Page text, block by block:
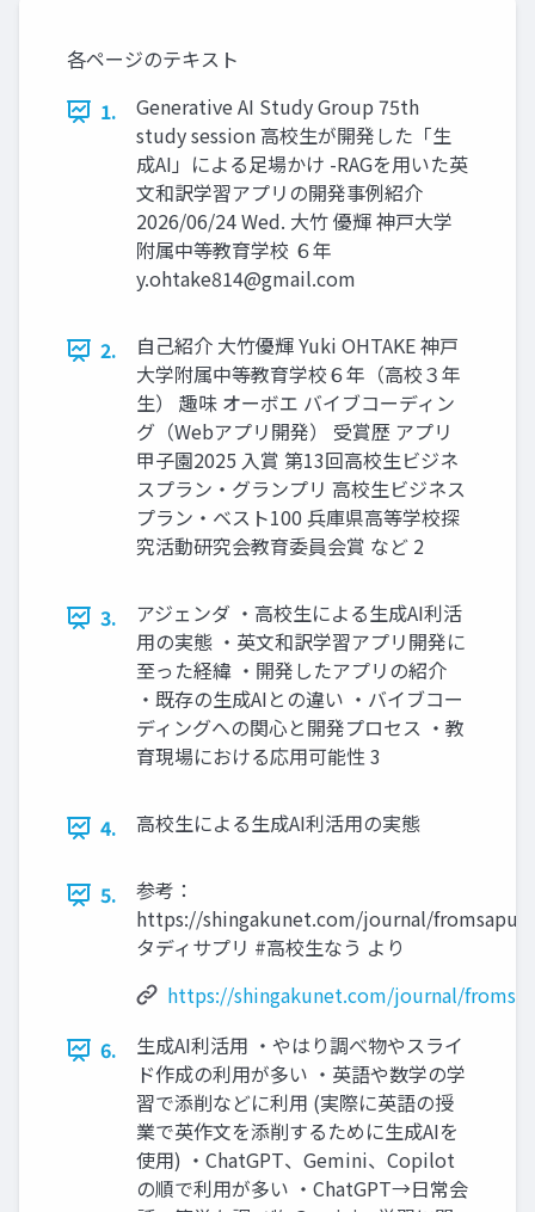
各ページのテキスト
1.
Generative AI Study Group 75th
study session 高校生が開発した「生
成AI」による足場かけ -RAGを用いた英
文和訳学習アプリの開発事例紹介
2026/06/24 Wed. 大竹 優輝 神戸大学
附属中等教育学校 ６年
y.ohtake814@gmail.com
2.
自己紹介 大竹優輝 Yuki OHTAKE 神戸
大学附属中等教育学校６年（高校３年
生） 趣味 オーボエ バイブコーディン
グ（Webアプリ開発） 受賞歴 アプリ
甲子園2025 入賞 第13回高校生ビジネ
スプラン・グランプリ 高校生ビジネス
プラン・ベスト100 兵庫県高等学校探
究活動研究会教育委員会賞 など 2
3.
アジェンダ ・高校生による生成AI利活
用の実態 ・英文和訳学習アプリ開発に
至った経緯 ・開発したアプリの紹介
・既存の生成AIとの違い ・バイブコー
ディングへの関心と開発プロセス ・教
育現場における応用可能性 3
4. 高校生による生成AI利活用の実態
5.
参考：
https://shingakunet.com/journal/
タディサプリ #高校生なう より
https://shingakunet.com/journal/
6.
生成AI利活用 ・やはり調べ物やスライ
ド作成の利用が多い ・英語や数学の学
習で添削などに利用 (実際に英語の授
業で英作文を添削するために生成AIを
使用) ・ChatGPT、Gemini、Copilot
の順で利用が多い ・ChatGPT→日常会